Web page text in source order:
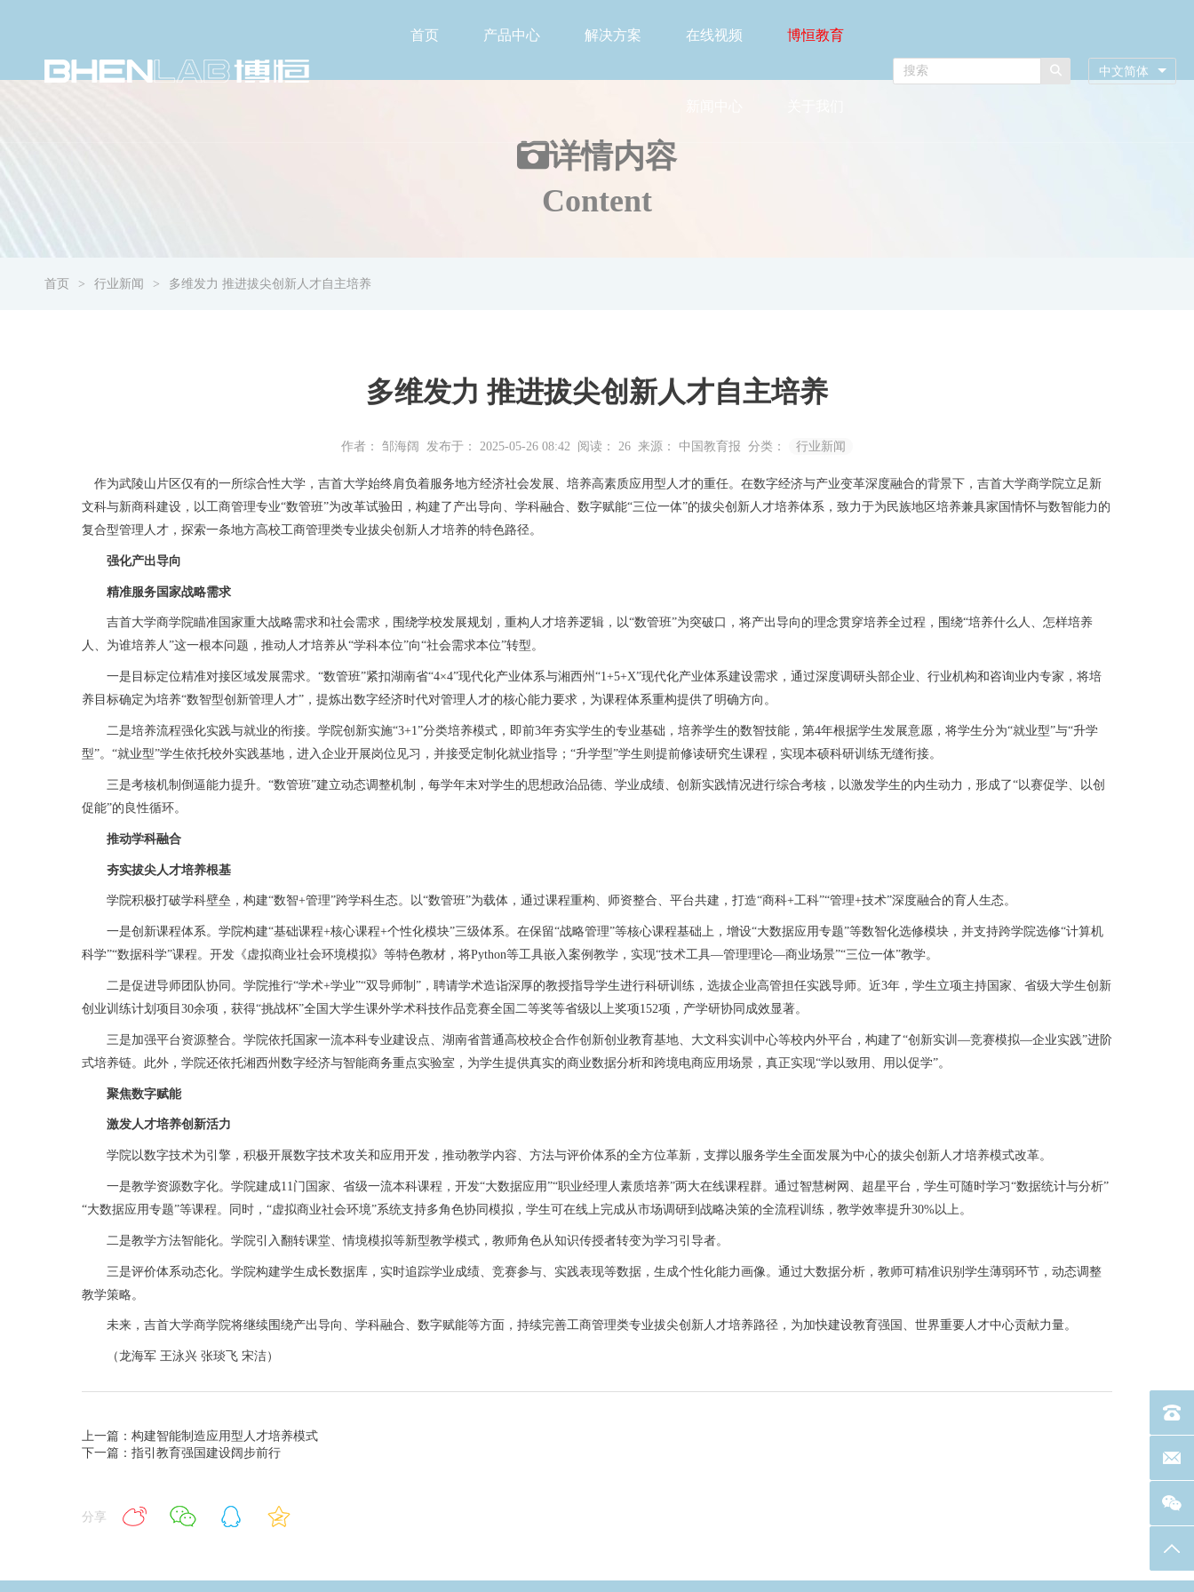
首页 产品中心 解决方案 在线视频 博恒教育
中文简体
详情内容
Content
首页 行业新闻 多维发力 推进拔尖创新人才自主培养
多维发力 推进拔尖创新人才自主培养
作者： 邹海阔 发布于： 2025-05-26 08:42 阅读： 26 来源： 中国教育报 分类： 行业新闻
作为武陵山片区仅有的一所综合性大学，吉首大学始终肩负着服务地方经济社会发展、培养高素质应用型人才的重任。在数字经济与产业变革深度融合的背景下，吉首大学商学院立足新
文科与新商科建设，以工商管理专业“数管班”为改革试验田，构建了产出导向、学科融合、数字赋能“三位一体”的拔尖创新人才培养体系，致力于为民族地区培养兼具家国情怀与数智能力的
复合型管理人才，探索一条地方高校工商管理类专业拔尖创新人才培养的特色路径。
强化产出导向
精准服务国家战略需求
吉首大学商学院瞄准国家重大战略需求和社会需求，围绕学校发展规划，重构人才培养逻辑，以“数管班”为突破口，将产出导向的理念贯穿培养全过程，围绕“培养什么人、怎样培养
人、为谁培养人”这一根本问题，推动人才培养从“学科本位”向“社会需求本位”转型。
一是目标定位精准对接区域发展需求。“数管班”紧扣湖南省“4×4”现代化产业体系与湘西州“1+5+X”现代化产业体系建设需求，通过深度调研头部企业、行业机构和咨询业内专家，将培
养目标确定为培养“数智型创新管理人才”，提炼出数字经济时代对管理人才的核心能力要求，为课程体系重构提供了明确方向。
二是培养流程强化实践与就业的衔接。学院创新实施“3+1”分类培养模式，即前3年夯实学生的专业基础，培养学生的数智技能，第4年根据学生发展意愿，将学生分为“就业型”与“升学
型”。“就业型”学生依托校外实践基地，进入企业开展岗位见习，并接受定制化就业指导；“升学型”学生则提前修读研究生课程，实现本硕科研训练无缝衔接。
三是考核机制倒逼能力提升。“数管班”建立动态调整机制，每学年末对学生的思想政治品德、学业成绩、创新实践情况进行综合考核，以激发学生的内生动力，形成了“以赛促学、以创
促能”的良性循环。
推动学科融合
夯实拔尖人才培养根基
学院积极打破学科壁垒，构建“数智+管理”跨学科生态。以“数管班”为载体，通过课程重构、师资整合、平台共建，打造“商科+工科”“管理+技术”深度融合的育人生态。
一是创新课程体系。学院构建“基础课程+核心课程+个性化模块”三级体系。在保留“战略管理”等核心课程基础上，增设“大数据应用专题”等数智化选修模块，并支持跨学院选修“计算机
科学”“数据科学”课程。开发《虚拟商业社会环境模拟》等特色教材，将Python等工具嵌入案例教学，实现“技术工具—管理理论—商业场景”“三位一体”教学。
二是促进导师团队协同。学院推行“学术+学业”“双导师制”，聘请学术造诣深厚的教授指导学生进行科研训练，选拔企业高管担任实践导师。近3年，学生立项主持国家、省级大学生创新
创业训练计划项目30余项，获得“挑战杯”全国大学生课外学术科技作品竞赛全国二等奖等省级以上奖项152项，产学研协同成效显著。
三是加强平台资源整合。学院依托国家一流本科专业建设点、湖南省普通高校校企合作创新创业教育基地、大文科实训中心等校内外平台，构建了“创新实训—竞赛模拟—企业实践”进阶
式培养链。此外，学院还依托湘西州数字经济与智能商务重点实验室，为学生提供真实的商业数据分析和跨境电商应用场景，真正实现“学以致用、用以促学”。
聚焦数字赋能
激发人才培养创新活力
学院以数字技术为引擎，积极开展数字技术攻关和应用开发，推动教学内容、方法与评价体系的全方位革新，支撑以服务学生全面发展为中心的拔尖创新人才培养模式改革。
一是教学资源数字化。学院建成11门国家、省级一流本科课程，开发“大数据应用”“职业经理人素质培养”两大在线课程群。通过智慧树网、超星平台，学生可随时学习“数据统计与分析”
“大数据应用专题”等课程。同时，“虚拟商业社会环境”系统支持多角色协同模拟，学生可在线上完成从市场调研到战略决策的全流程训练，教学效率提升30%以上。
二是教学方法智能化。学院引入翻转课堂、情境模拟等新型教学模式，教师角色从知识传授者转变为学习引导者。
三是评价体系动态化。学院构建学生成长数据库，实时追踪学业成绩、竞赛参与、实践表现等数据，生成个性化能力画像。通过大数据分析，教师可精准识别学生薄弱环节，动态调整
教学策略。
未来，吉首大学商学院将继续围绕产出导向、学科融合、数字赋能等方面，持续完善工商管理类专业拔尖创新人才培养路径，为加快建设教育强国、世界重要人才中心贡献力量。
（龙海军 王泳兴 张琰飞 宋洁）
上一篇：构建智能制造应用型人才培养模式
下一篇：指引教育强国建设阔步前行
分享
电话
联系
返回